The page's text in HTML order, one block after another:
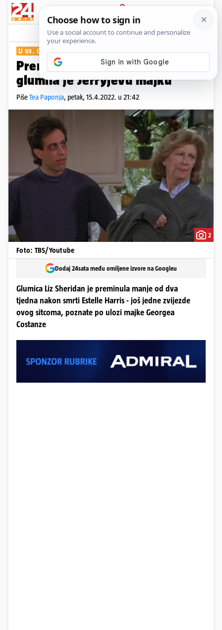
PRIJAVA
Show Komentari
U 93. GODINI
Preminula zvijezda 'Seinfelda',
glumila je Jerryjevu majku
PišeTea Paponja, petak, 15.4.2022. u 21:42
2
Foto: TBS/Youtube
Dodaj 24sata među omiljene izvore na Googleu
Glumica Liz Sheridan je preminula manje od dva
tjedna nakon smrti Estelle Harris - još jedne zvijezde
ovog sitcoma, poznate po ulozi majke Georgea
Costanze